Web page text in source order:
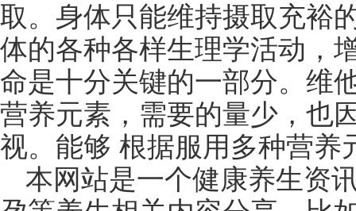
取。身体只能维持摄取充裕
体的各种各样生理学活动，
命是十分关键的一部分。维
营养元素，需要的量少，也
视。能够 根据服用多种营养
本网站是一个健康养生资